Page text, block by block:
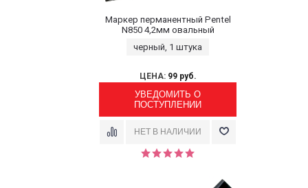
Маркер перманентный Pentel
N850 4,2мм овальный
черный, 1 штука
ЦЕНА: 99 руб.
УВЕДОМИТЬ О
ПОСТУПЛЕНИИ